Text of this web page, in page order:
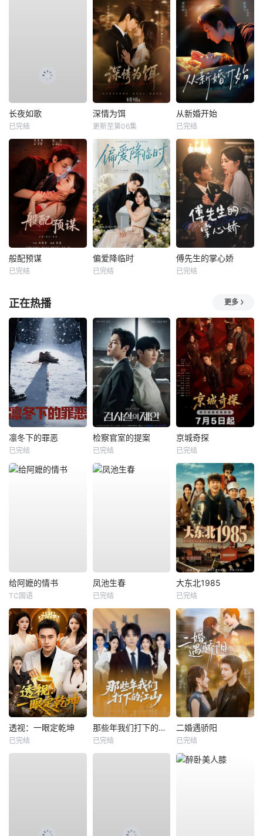
长夜如歌
已完结
深情为饵
更新至第06集
从新婚开始
已完结
般配预谋
已完结
偏爱降临时
已完结
傅先生的掌心娇
已完结
正在热播 更多
凛冬下的罪恶
已完结
检察官室的提案
已完结
京城奇探
已完结
给阿嬷的情书
TC国语
凤池生春
已完结
大东北1985
已完结
透视：一眼定乾坤
已完结
那些年我们打下的江山
已完结
二婚遇骄阳
已完结